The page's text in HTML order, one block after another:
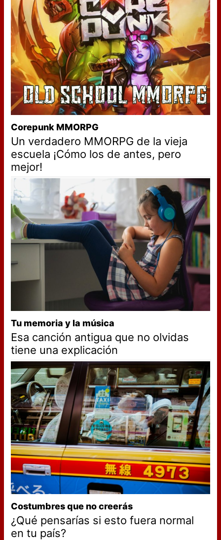
Corepunk MMORPG
Un verdadero MMORPG de la vieja
escuela ¡Cómo los de antes, pero
mejor!
Tu memoria y la música
Esa canción antigua que no olvidas
tiene una explicación
Costumbres que no creerás
¿Qué pensarías si esto fuera normal
en tu país?